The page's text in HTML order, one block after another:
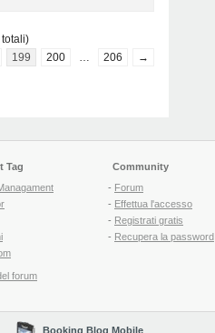
199 200 … 206 →
Tag
forum
Community
- Forum
- Effettua l'accesso
- Registrati gratis
- Recupera la password
Booking Blog Mobile